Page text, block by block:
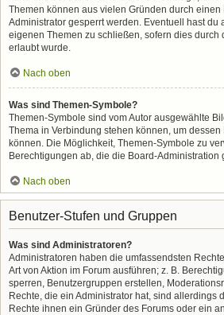
Themen können aus vielen Gründen durch einen
Administrator gesperrt werden. Eventuell hast du
eigenen Themen zu schließen, sofern dies durch
erlaubt wurde.
Nach oben
Was sind Themen-Symbole?
Themen-Symbole sind vom Autor ausgewählte
Thema in Verbindung stehen können, um
können. Die Möglichkeit, Themen-Symbole zu
Berechtigungen ab, die die Board-Administration
Nach oben
Benutzer-Stufen und Gruppen
Was sind Administratoren?
Administratoren haben die umfassendsten
Art von Aktion im Forum ausführen; z. B.
sperren, Benutzergruppen erstellen,
Rechte, die ein Administrator hat, sind allerdings
Rechte ihnen ein Gründer des Forums oder ein